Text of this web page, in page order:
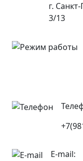
г.
3/13
E-mail: